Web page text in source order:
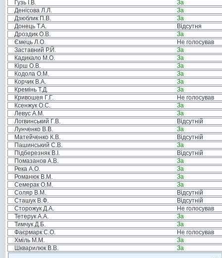
Гузь І.В.
За
Денісова Л.Л.
За
Дзюблик П.В.
За
Донець Т.А.
Відсутня
Дроздик О.В.
За
Ємець Л.О.
Не голосував
Заставний Р.Й.
За
Кадикало М.О.
За
Кірш О.В.
За
Кодола О.М.
За
Корчик В.А.
За
Кремінь Т.Д.
За
Кривошея Г.Г.
Не голосував
Ксенжук О.С.
За
Левус А.М.
За
Логвинський Г.В.
Відсутній
Лунченко В.В.
За
Матейченко К.В.
Відсутній
Пашинський С.В.
За
Підберезняк В.І.
Відсутній
Помазанов А.В.
За
Река А.О.
За
Романюк В.М.
За
Семерак О.М.
За
Соляр В.М.
Відсутній
Сташук В.Ф.
Відсутній
Сторожук Д.А.
Не голосував
Тетерук А.А.
За
Тимчук Д.Б.
За
Фаєрмарк С.О.
Не голосував
Хміль М.М.
За
Шкварилюк В.В.
За